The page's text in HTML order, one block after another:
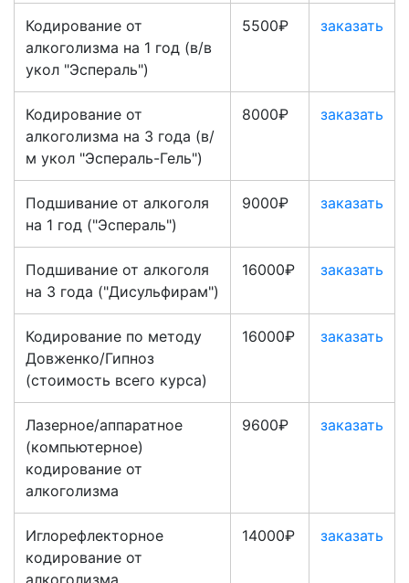
Кодирование от
алкоголизма на 1 год (в/в
укол "Эспераль")
5500₽ заказать
Кодирование от
алкоголизма на 3 года (в/
м укол "Эспераль-Гель")
8000₽ заказать
Подшивание от алкоголя
на 1 год ("Эспераль")
9000₽ заказать
Подшивание от алкоголя
на 3 года ("Дисульфирам")
16000₽ заказать
Кодирование по методу
Довженко/Гипноз
(стоимость всего курса)
16000₽ заказать
Лазерное/аппаратное
(компьютерное)
кодирование от
алкоголизма
9600₽ заказать
Иглорефлекторное
кодирование от
14000₽ заказать